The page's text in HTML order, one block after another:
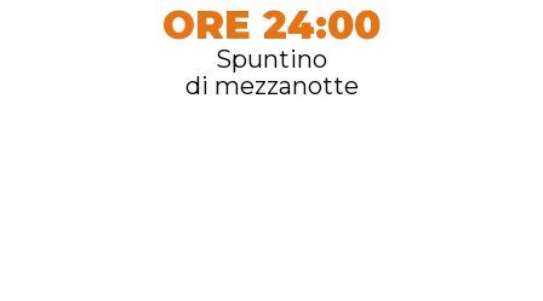
ORE 24:00
Spuntino
di mezzanotte